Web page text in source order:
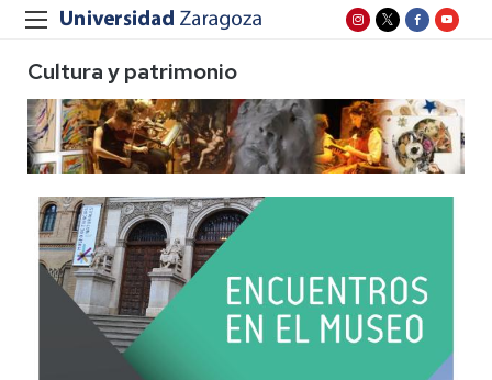
Cultura y patrimonio